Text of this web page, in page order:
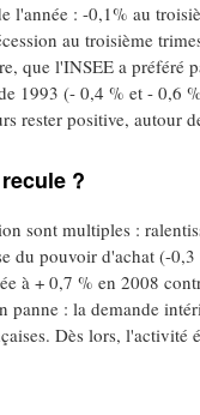
l'année : -0,1% au
au troisième
que l'INSEE a préféré
1993 (- 0,4 % et - 0,6
rester positive, autour
?
sont multiples :
du pouvoir d'achat (-
à + 0,7 % en 2008
panne : la demande
Dès lors, l'activité